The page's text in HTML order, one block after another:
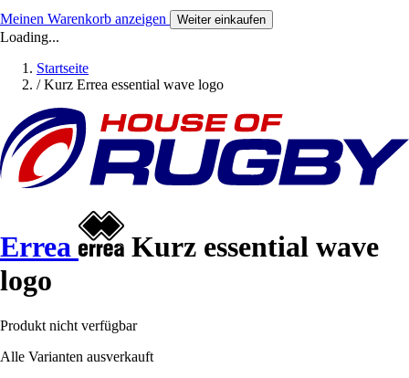
Meinen Warenkorb anzeigen Weiter einkaufen
Loading...
Startseite
/ Kurz Errea essential wave logo
Errea
Kurz essential wave
logo
Produkt nicht verfügbar
Alle Varianten ausverkauft